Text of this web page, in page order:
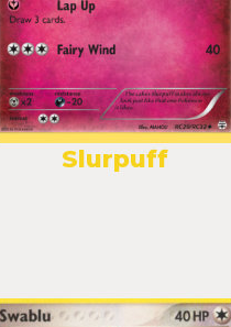
Slurpuff